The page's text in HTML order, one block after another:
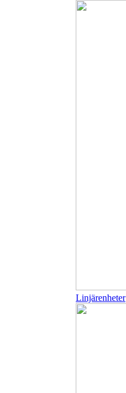
Linjärenheter